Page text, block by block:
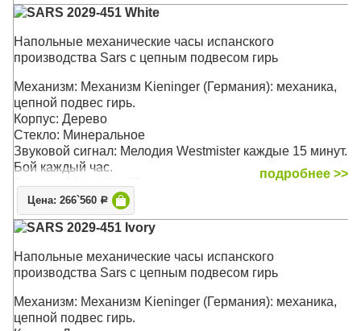
SARS 2029-451 White
Напольные механические часы испанского
производства Sars с цепным подвесом гирь
Механизм: Механизм Kieninger (Германия): механика,
цепной подвес гирь.
Корпус: Дерево
Стекло: Минеральное
Звуковой сигнал: Мелодия Westmister каждые 15 минут.
Бой каждый час.
Размер: 201 х 49 х 35 см
подробнее >>
Цена: 266`560 Р
SARS 2029-451 Ivory
Напольные механические часы испанского
производства Sars с цепным подвесом гирь
Механизм: Механизм Kieninger (Германия): механика,
цепной подвес гирь.